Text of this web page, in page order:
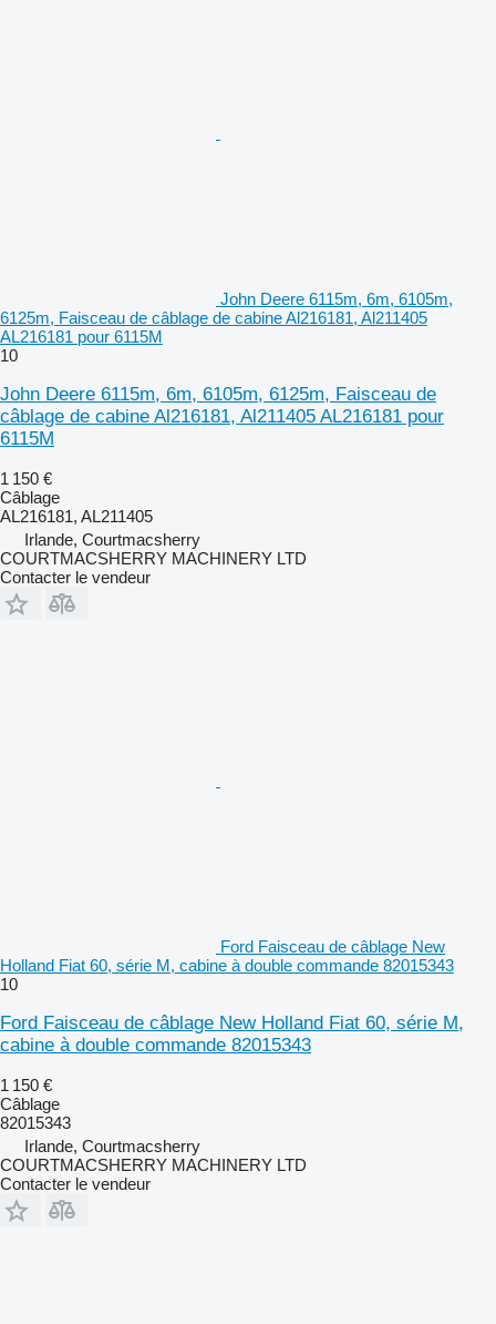
John Deere 6115m, 6m, 6105m,
6125m, Faisceau de câblage de cabine Al216181, Al211405
AL216181 pour 6115M
10
John Deere 6115m, 6m, 6105m, 6125m, Faisceau de
câblage de cabine Al216181, Al211405 AL216181 pour
6115M
1 150 €
Câblage
AL216181, AL211405
Irlande, Courtmacsherry
COURTMACSHERRY MACHINERY LTD
Contacter le vendeur
Ford Faisceau de câblage New
Holland Fiat 60, série M, cabine à double commande 82015343
10
Ford Faisceau de câblage New Holland Fiat 60, série M,
cabine à double commande 82015343
1 150 €
Câblage
82015343
Irlande, Courtmacsherry
COURTMACSHERRY MACHINERY LTD
Contacter le vendeur